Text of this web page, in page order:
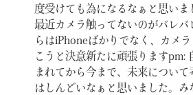
度受けても為になるなぁと思いま
最近カメラ触ってないのがバレバ
らはiPhoneばかりでなく、カメ
こうと決意新たに頑張りますpm:
まれてから今まで、未来について
はしんどいなぁと思いました。